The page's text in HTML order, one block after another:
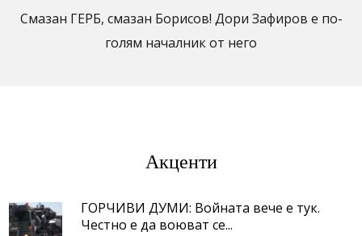
Смазан ГЕРБ, смазан Борисов! Дори Зафиров е по-
голям началник от него
Акценти
ГОРЧИВИ ДУМИ: Войната вече е тук.
Честно е да воюват се...